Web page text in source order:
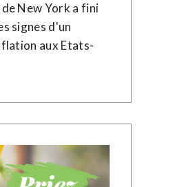
New York a fini
signes d'un
aux Etats-